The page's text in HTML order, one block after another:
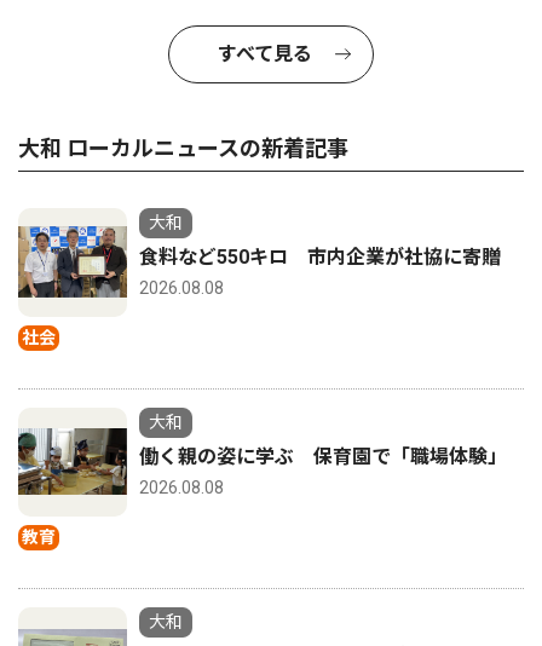
すべて見る
大和 ローカルニュースの新着記事
社会
大和
食料など550キロ 市内企業が社協に寄贈
2026.08.08
教育
大和
働く親の姿に学ぶ 保育園で「職場体験」
2026.08.08
大和